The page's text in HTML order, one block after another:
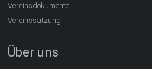
Vereinsdokumente
Vereinssatzung
Über uns